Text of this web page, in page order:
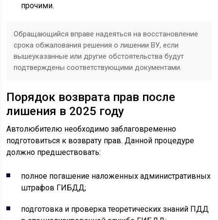
прочими.
Обращающийся вправе надеяться на восстановление
срока обжалования решения о лишении ВУ, если
вышеуказанные или другие обстоятельства будут
подтверждены соответствующими документами.
Порядок возврата прав после
лишения в 2025 году
Автолюбителю необходимо заблаговременно
подготовиться к возврату прав. Данной процедуре
должно предшествовать:
полное погашение наложенных административных
штрафов ГИБДД;
подготовка и проверка теоретических знаний ПДД